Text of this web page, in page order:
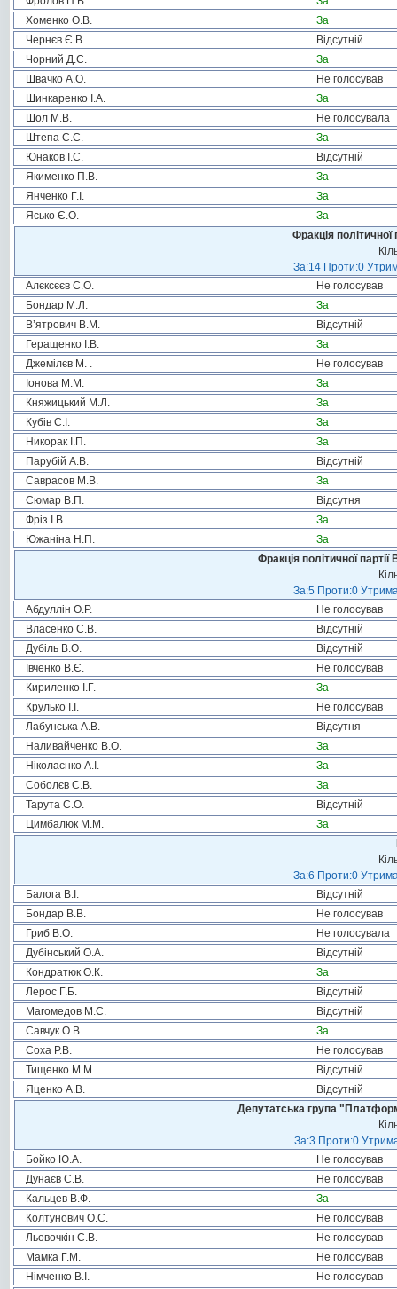
Хоменко О.В.
За
Чернєв Є.В.
Відсутній
Чорний Д.С.
За
Швачко А.О.
Не голосував
Шинкаренко І.А.
За
Шол М.В.
Не голосувала
Штепа С.С.
За
Юнаков І.С.
Відсутній
Якименко П.В.
За
Янченко Г.І.
За
Ясько Є.О.
За
Фракція
За:14 Проти:0
Алєксєєв С.О.
Не голосував
Бондар М.Л.
За
В’ятрович В.М.
Відсутній
Геращенко І.В.
За
Джемілєв М. .
Не голосував
Іонова М.М.
За
Княжицький М.Л.
За
Кубів С.І.
За
Никорак І.П.
За
Парубій А.В.
Відсутній
Саврасов М.В.
За
Сюмар В.П.
Відсутня
Фріз І.В.
За
Южаніна Н.П.
За
Фракція політичної
За:5 Проти:0
Абдуллін О.Р.
Не голосував
Власенко С.В.
Відсутній
Дубіль В.О.
Відсутній
Івченко В.Є.
Не голосував
Кириленко І.Г.
За
Крулько І.І.
Не голосував
Лабунська А.В.
Відсутня
Наливайченко В.О.
За
Ніколаєнко А.І.
За
Соболєв С.В.
За
Тарута С.О.
Відсутній
Цимбалюк М.М.
За
За:6 Проти:0
Балога В.І.
Відсутній
Бондар В.В.
Не голосував
Гриб В.О.
Не голосувала
Дубінський О.А.
Відсутній
Кондратюк О.К.
За
Лерос Г.Б.
Відсутній
Магомедов М.С.
Відсутній
Савчук О.В.
За
Соха Р.В.
Не голосував
Тищенко М.М.
Відсутній
Яценко А.В.
Відсутній
Депутатська група
За:3 Проти:0
Бойко Ю.А.
Не голосував
Дунаєв С.В.
Не голосував
Кальцев В.Ф.
За
Колтунович О.С.
Не голосував
Льовочкін С.В.
Не голосував
Мамка Г.М.
Не голосував
Німченко В.І.
Не голосував